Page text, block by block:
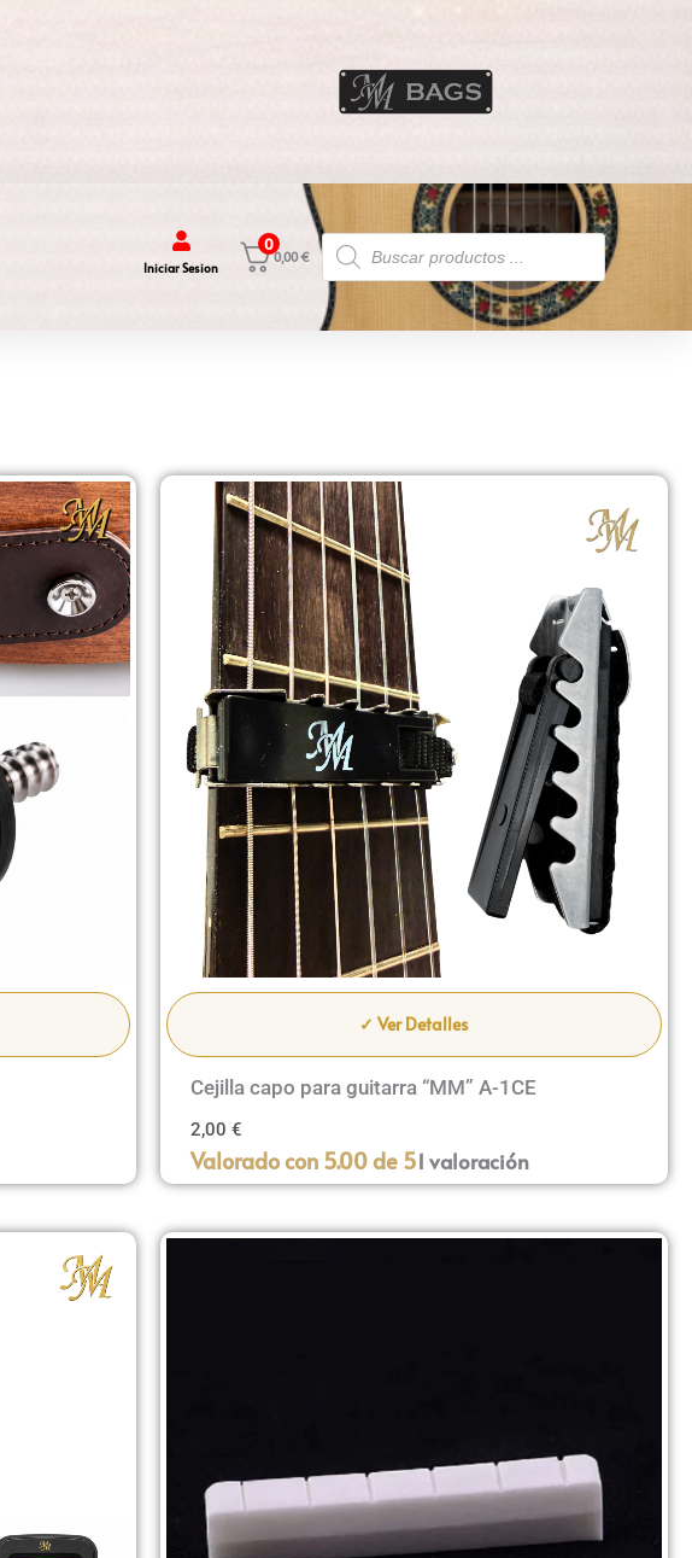
Iniciar Sesion
0
0,00€
Búsqueda
de
productos
✓ Ver Detalles
Cejilla capo para guitarra “MM” A-1CE
2,00€
Valorado con 5.00de 51 valoración